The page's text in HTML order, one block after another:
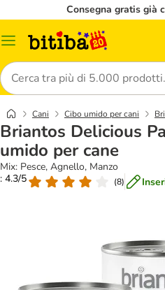
Consegna gratis già
Overview
Cerca
Cani Cibo umido per cani
Briantos Delicious
umido per cane
Mix: Pesce, Agnello, Manzo
: 4.3/5
(8)